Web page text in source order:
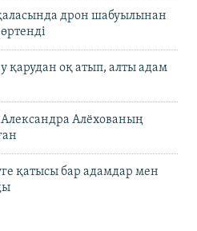
дрон шабуылынан
қарудан оқ атып, алты адам
Алёхованың
қатысы бар адамдар мен